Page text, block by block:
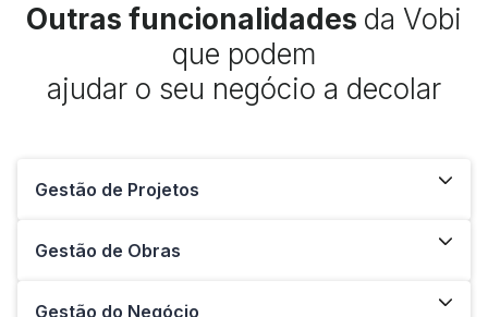
Outras funcionalidades da Vobi
que podem
ajudar o seu negócio a decolar
Gestão de Projetos
Gestão de Obras
Gestão do Negócio